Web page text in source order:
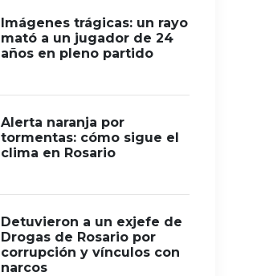
Imágenes trágicas: un rayo
mató a un jugador de 24
años en pleno partido
Alerta naranja por
tormentas: cómo sigue el
clima en Rosario
Detuvieron a un exjefe de
Drogas de Rosario por
corrupción y vínculos con
narcos